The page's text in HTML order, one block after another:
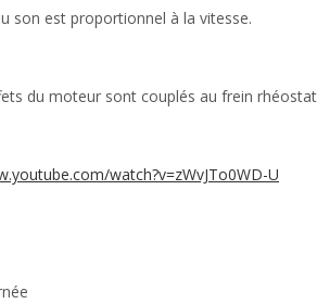
son est proportionnel à la vitesse.
du moteur sont couplés au frein
watch?v=zWvJTo0WD-U